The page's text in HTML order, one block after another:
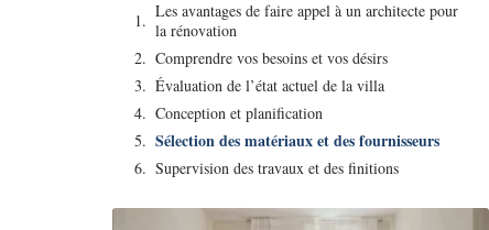
Les avantages de faire appel à un architecte pour
la rénovation
Comprendre vos besoins et vos désirs
Évaluation de l’état actuel de la villa
Conception et planification
Sélection des matériaux et des fournisseurs
Supervision des travaux et des finitions